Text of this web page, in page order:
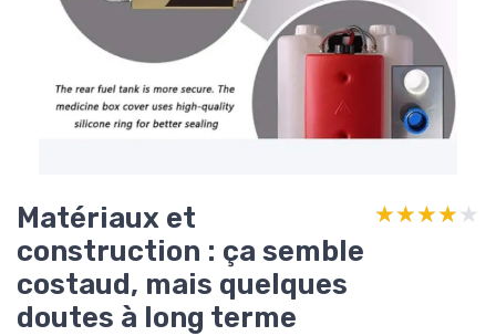
Matériaux et
construction : ça semble
costaud, mais quelques
doutes à long terme
★★★★★
★★★★★